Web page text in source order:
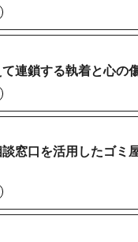
連鎖する執着と心の
窓口を活用したゴミ